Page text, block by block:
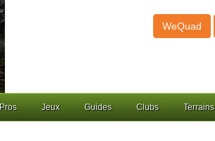
WeQuad
Pros Jeux Guides Clubs Terrains